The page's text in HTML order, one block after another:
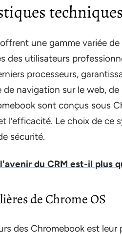
offrent une gamme variée
des utilisateurs
processeurs,
de navigation sur le web,
sont conçus sous
l’efficacité. Le choix de ce
sécurité.
du CRM est-il plus
de Chrome OS
des Chromebook est leur